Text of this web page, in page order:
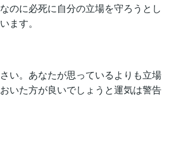
のに必死に自分の立場を守ろうとし
ます。
い。あなたが思っているよりも立場
いた方が良いでしょうと運気は警告